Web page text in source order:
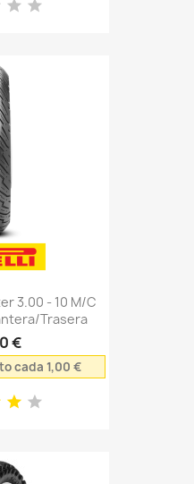
3.00 - 10 M/C
Trasera
€
cada 1,00 €